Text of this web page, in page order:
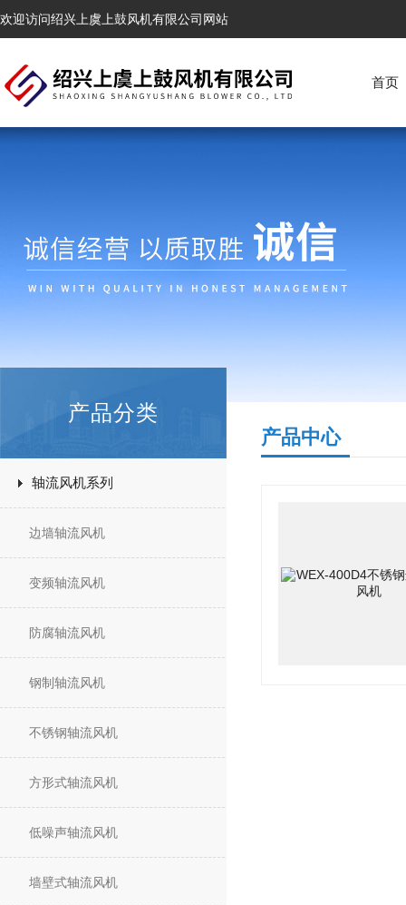
欢迎访问绍兴上虞上鼓风机有限公司网站
首页
产品分类
轴流风机系列
边墙轴流风机
变频轴流风机
防腐轴流风机
钢制轴流风机
不锈钢轴流风机
方形式轴流风机
低噪声轴流风机
墙壁式轴流风机
产品中心